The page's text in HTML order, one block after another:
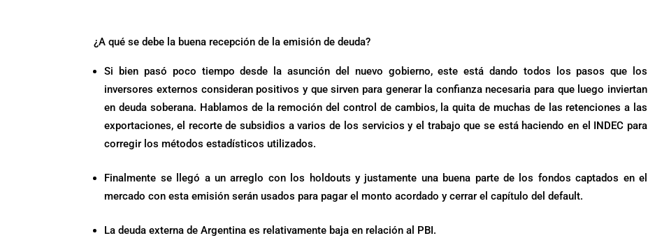
¿A qué se debe la buena recepción de la emisión de deuda?
Si bien pasó poco tiempo desde la asunción del nuevo gobierno, este está dando todos los pasos que los
inversores externos consideran positivos y que sirven para generar la confianza necesaria para que luego inviertan
en deuda soberana. Hablamos de la remoción del control de cambios, la quita de muchas de las retenciones a las
exportaciones, el recorte de subsidios a varios de los servicios y el trabajo que se está haciendo en el INDEC para
corregir los métodos estadísticos utilizados.
Finalmente se llegó a un arreglo con los holdouts y justamente una buena parte de los fondos captados en el
mercado con esta emisión serán usados para pagar el monto acordado y cerrar el capítulo del default.
La deuda externa de Argentina es relativamente baja en relación al PBI.